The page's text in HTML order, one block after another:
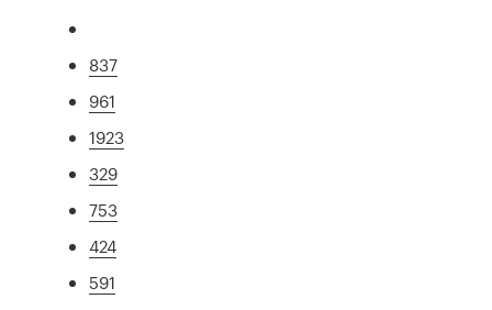
837
961
1923
329
753
424
591